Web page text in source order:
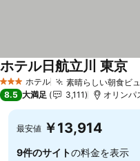
3 ホテルのランク
ホテル 素晴らしい朝食ビ
ホテル日航立川 東京
8.5 大満足 3,111 オリンパ
最安値 ￥13,914
9件のサイトの料金を表示